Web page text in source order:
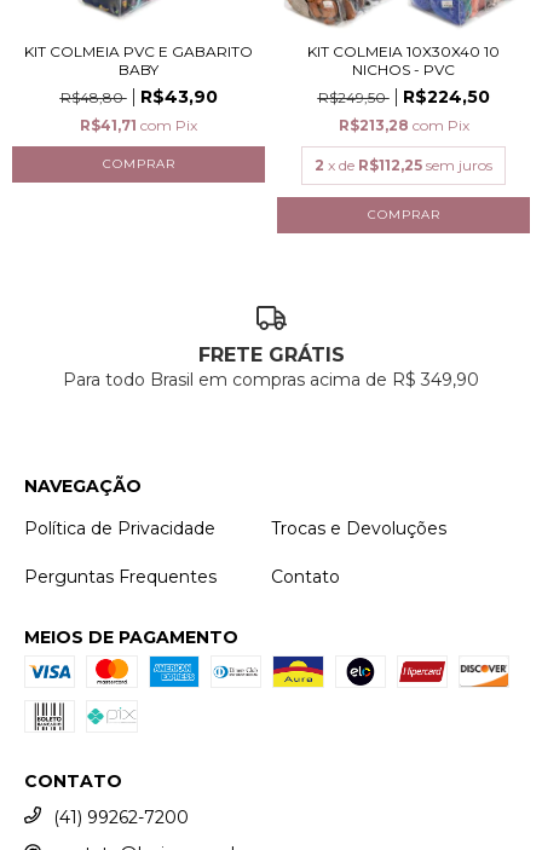
KIT COLMEIA PVC E GABARITO
BABY
R$48,80
R$43,90
R$41,71 com Pix
KIT COLMEIA 10X30X40 10
NICHOS - PVC
R$249,50
R$224,50
R$213,28 com Pix
2 x de R$112,25 sem juros
FRETE GRÁTIS
Para todo Brasil em compras acima de R$ 349,90
NAVEGAÇÃO
Política de Privacidade
Trocas e Devoluções
Perguntas Frequentes Contato
MEIOS DE PAGAMENTO
CONTATO
(41) 99262-7200